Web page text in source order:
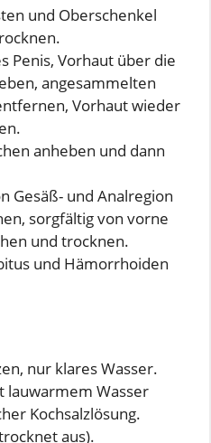
und Oberschenkel
Penis, Vorhaut über die
angesammelten
Vorhaut wieder
anheben und dann
Gesäß- und Analregion
sorgfältig von vorne
und trocknen.
und Hämorrhoiden
nur klares Wasser.
lauwarmem Wasser
Kochsalzlösung.
aus).